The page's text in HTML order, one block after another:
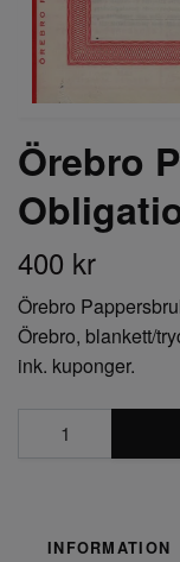
Örebro
400 kr
Örebro
Örebro, blankett/
ink. kuponger.
INFORMATION